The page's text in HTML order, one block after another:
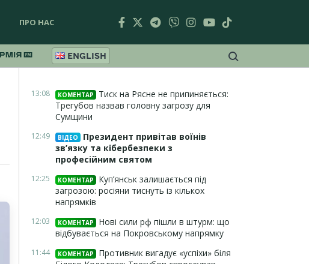
ПРО НАС
ENGLISH
13:08 КОМЕНТАР
Тиск на Рясне не припиняється:
Трегубов назвав головну загрозу для
Сумщини
12:49 ВІДЕО
Президент привітав воїнів
зв’язку та кібербезпеки з
професійним святом
12:25 КОМЕНТАР
Куп’янськ залишається під
загрозою: росіяни тиснуть із кількох
напрямків
12:03 КОМЕНТАР
Нові сили рф пішли в штурм: що
відбувається на Покровському напрямку
11:44 КОМЕНТАР
Противник вигадує «успіхи» біля